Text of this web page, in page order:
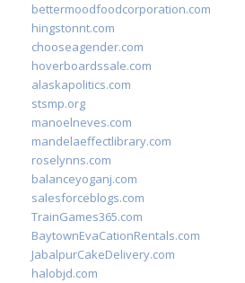
bettermoodfoodcorporation.com
hingstonnt.com
chooseagender.com
hoverboardssale.com
alaskapolitics.com
stsmp.org
manoelneves.com
mandelaeffectlibrary.com
roselynns.com
balanceyoganj.com
salesforceblogs.com
TrainGames365.com
BaytownEvaCationRentals.com
JabalpurCakeDelivery.com
halobjd.com